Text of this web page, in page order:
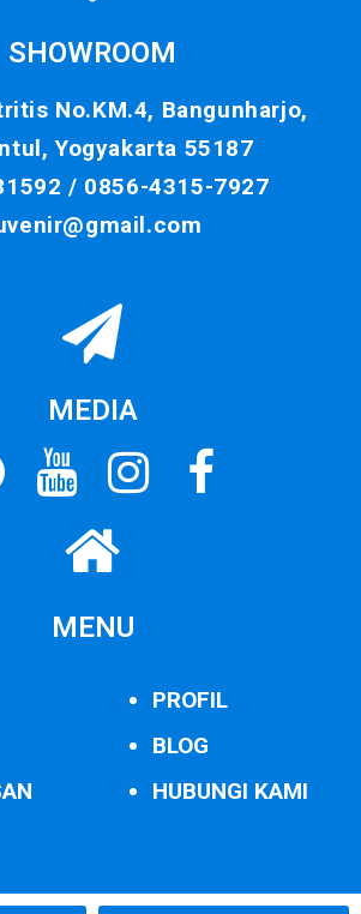
SHOWROOM
No.KM.4, Bangunharjo,
Yogyakarta 55187
/ 0856-4315-7927
MEDIA
MENU
PROFIL
BLOG
HUBUNGI KAMI